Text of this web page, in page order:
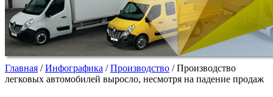
Главная /Инфографика /Производство /Производство
легковых автомобилей выросло, несмотря на падение продаж